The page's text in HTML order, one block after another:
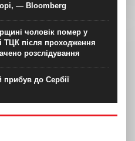
— Bloomberg
чоловік помер у
ТЦК після проходження
розслідування
прибув до Сербії